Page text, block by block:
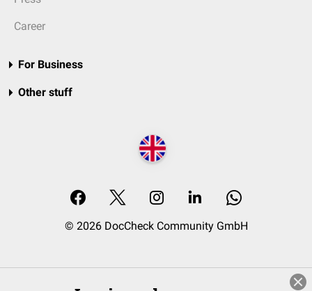
Career
For Business
Other stuff
© 2026 DocCheck Community GmbH